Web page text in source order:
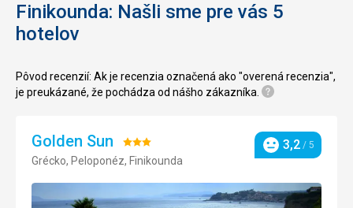
Finikounda: Našli sme pre vás 5
hotelov
Pôvod recenzií: Ak je recenzia označená ako "overená recenzia",
je preukázané, že pochádza od nášho zákazníka.
Golden Sun Hodnotenie:
3/5
Grécko, Peloponéz, Finikounda
Hodnotenie
3,2 / 5